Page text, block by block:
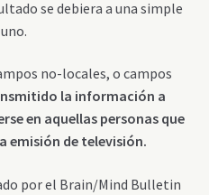
se debiera a una simple
no-locales, o campos
la información a
en aquellas personas que
emisión de televisión.
por el Brain/Mind Bulletin